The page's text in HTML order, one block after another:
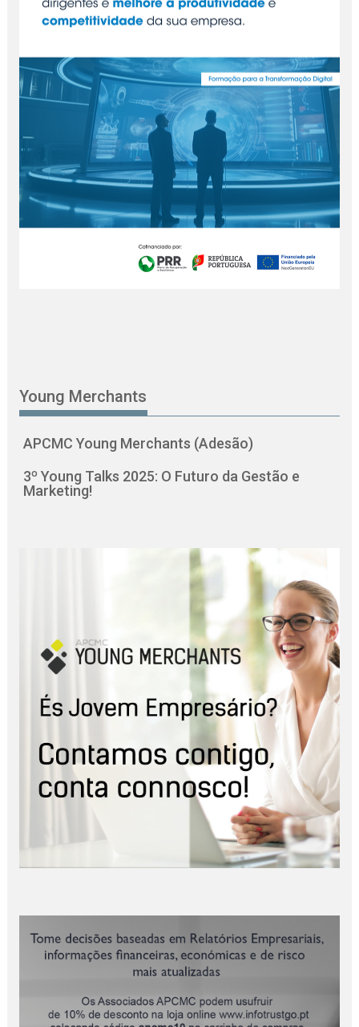
Young Merchants
APCMC Young Merchants (Adesão)
3º Young Talks 2025: O Futuro da Gestão e
Marketing!